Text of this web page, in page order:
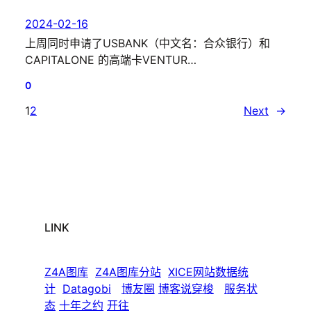
2024-02-16
上周同时申请了USBANK（中文名：合众银行）和
CAPITALONE 的高端卡VENTUR…
0
12 Next →
LINK
Z4A图库 Z4A图库分站 XICE网站数据统
计 Datagobi 博友圈 博客说穿梭
服务状
态 十年之约 开往